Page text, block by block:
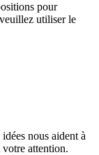
pour
utiliser le
nous aident à
attention.